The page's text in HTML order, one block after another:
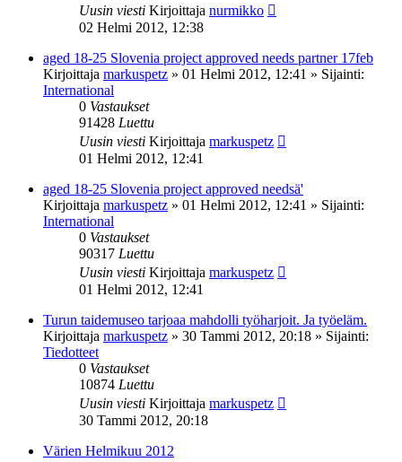
Uusin viesti Kirjoittaja nurmikko
02 Helmi 2012, 12:38
aged 18-25 Slovenia project approved needs partner 17feb
Kirjoittaja markuspetz » 01 Helmi 2012, 12:41 » Sijainti:
International
0 Vastaukset
91428 Luettu
Uusin viesti Kirjoittaja markuspetz
01 Helmi 2012, 12:41
aged 18-25 Slovenia project approved needsä'
Kirjoittaja markuspetz » 01 Helmi 2012, 12:41 » Sijainti:
International
0 Vastaukset
90317 Luettu
Uusin viesti Kirjoittaja markuspetz
01 Helmi 2012, 12:41
Turun taidemuseo tarjoaa mahdolli työharjoit. Ja työeläm.
Kirjoittaja markuspetz » 30 Tammi 2012, 20:18 » Sijainti:
Tiedotteet
0 Vastaukset
10874 Luettu
Uusin viesti Kirjoittaja markuspetz
30 Tammi 2012, 20:18
Värien Helmikuu 2012